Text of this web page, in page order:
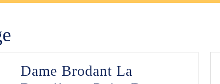
Dame Brodant La